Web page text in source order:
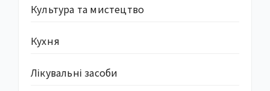
Культура та мистецтво
Кухня
Лікувальні засоби